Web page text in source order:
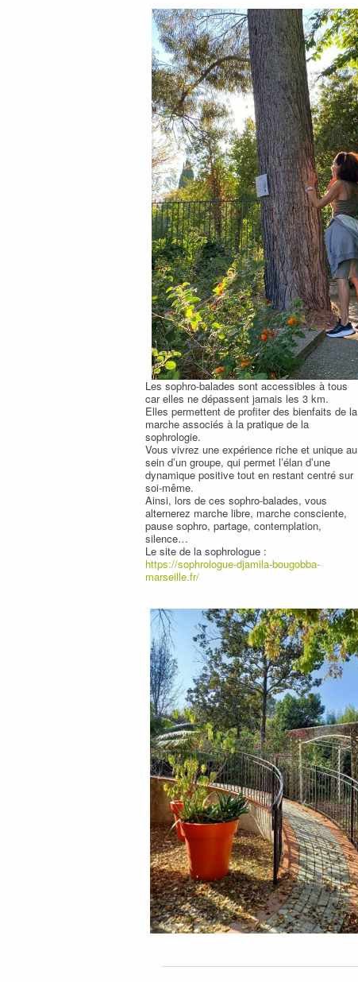
Les sophro-balades sont accessibles à tous
car elles ne dépassent jamais les 3 km.
Elles permettent de profiter des bienfaits de la
marche associés à la pratique de la
sophrologie.
Vous vivrez une expérience riche et unique au
sein d’un groupe, qui permet l’élan d’une
dynamique positive tout en restant centré sur
soi-même.
Ainsi, lors de ces sophro-balades, vous
alternerez marche libre, marche consciente,
pause sophro, partage, contemplation,
silence…
Le site de la sophrologue :
https://sophrologue-djamila-bougobba-
marseille.fr/